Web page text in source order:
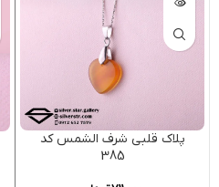
پلاک قلبی شرف الشمس کد
385